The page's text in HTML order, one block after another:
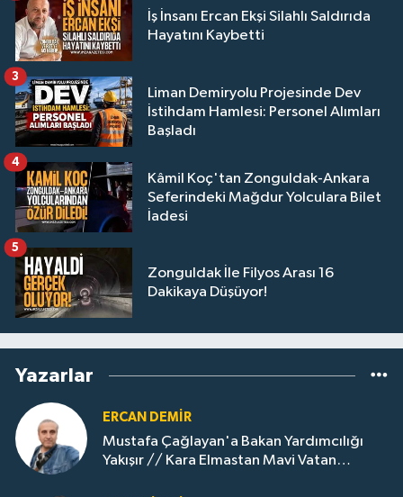
İş İnsanı Ercan Ekşi Silahlı Saldırıda
Hayatını Kaybetti
Liman Demiryolu Projesinde Dev
İstihdam Hamlesi: Personel Alımları
Başladı
3
Kâmil Koç'tan Zonguldak-Ankara
Seferindeki Mağdur Yolculara Bilet
İadesi
4
Zonguldak İle Filyos Arası 16
Dakikaya Düşüyor!
5
Yazarlar
ERCAN DEMIR
Mustafa Çağlayan'a Bakan Yardımcılığı
Yakışır // ​Kara Elmastan Mavi Vatan